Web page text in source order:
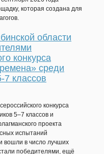
которая создана для
области
конкурса
среди
7 классов
конкурса
5–7 классов и
проекта
испытаний
вошли в число лучших
победителями, ещё